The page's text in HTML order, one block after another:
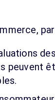
peuvent